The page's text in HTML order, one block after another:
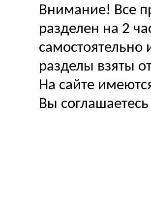
Внимание! Все
разделен на 2
самостоятельно
разделы взяты
На сайте
Вы